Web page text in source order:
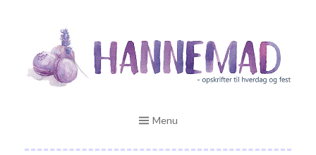
content
HANNEMAD.DK
Opskrifter til hverdag og fest
Menu